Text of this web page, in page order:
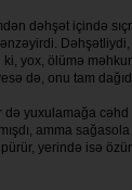
dəhşət içində
ki, yox, ölümə
də, onu tam
yuxulamağa
amma
yerində isə